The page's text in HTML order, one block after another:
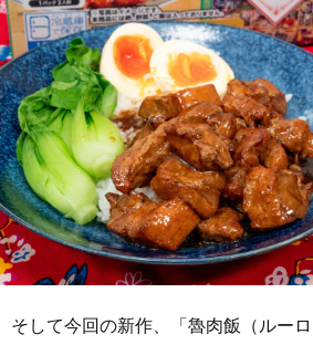
そして今回の新作、「魯肉飯（ルー